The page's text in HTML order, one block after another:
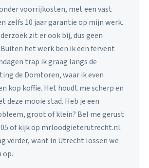
voorrijkosten, met een vast
zelfs 10 jaar garantie op mijn werk.
zit er ook bij, dus geen
het werk ben ik een fervent
trap ik graag langs de
de Domtoren, waar ik even
kop koffie. Het houdt me scherp en
deze mooie stad. Heb je een
groot of klein? Bel me gerust
05 of kijk op mrloodgieterutrecht.nl.
verder, want in Utrecht lossen we
op.